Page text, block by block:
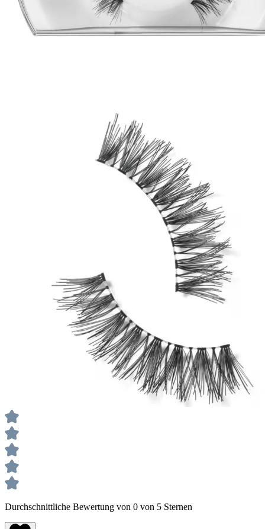
Durchschnittliche Bewertung von 0 von 5 Sternen